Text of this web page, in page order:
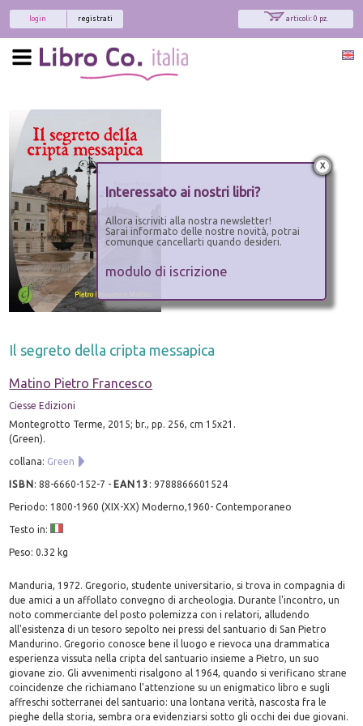
articoli: 0 pz.
registrati
login
Il segreto della cripta messapica
Matino Pietro Francesco
Ciesse Edizioni
Montegrotto Terme, 2015; br., pp. 256, cm 15x21.
(Green).
collana: Green
ISBN:88-6660-152-7 - EAN13 :9788866601524
Periodo: 1800-1960 (XIX-XX) Moderno,1960- Contemporaneo
Testo in:
Peso: 0.32 kg
Manduria, 1972. Gregorio, studente universitario, si trova in compagnia di
due amici a un affollato convegno di archeologia. Durante l'incontro, un
noto commerciante del posto polemizza con i relatori, alludendo
all'esistenza di un tesoro sepolto nei pressi del santuario di San Pietro
Mandurino. Gregorio conosce bene il luogo e rievoca una drammatica
esperienza vissuta nella cripta del santuario insieme a Pietro, un suo
giovane zio. Gli avvenimenti risalgono al 1964, quando si verificano strane
coincidenze che richiamano l'attenzione su un enigmatico libro e sugli
affreschi sotterranei del santuario: una lontana verità, nascosta fra le
pieghe della storia, sembra ora evidenziarsi sotto gli occhi dei due giovani.
x
Interessato ai nostri libri?
Allora iscriviti alla nostra newsletter!
Sarai informato delle nostre novità, potrai
comunque cancellarti quando desideri.
modulo di iscrizione